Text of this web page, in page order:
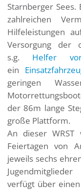
Starnberger
zahlreichen
Hilfeleistungen
Versorgung der
s.g. Helfer
ein
geringen
der 86m lange
große Plattform.
An dieser WRST
Feiertagen von
jeweils sechs
verfügt über